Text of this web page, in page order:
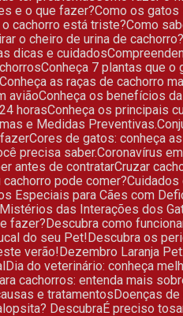
e o que fazer? Como os
o cachorro está triste? Como
o cheiro de urina de
dicas e cuidados
Conheça 7 plantas que
Conheça as raças de cachorro
avião Conheça os benefícios
horas Conheça os principais
e Medidas Preventivas.
fazer Cores de gatos: conheça
precisa saber. Coronavírus
antes de contratar Cruzar
cachorro pode comer?
Especiais para Cães com
Mistérios das Interações dos
fazer?
Descubra como
do seu Pet!
Descubra os
verão!
Dezembro Laranja
Dia do veterinário: conheça
cachorros: entenda mais
e tratamentos
Doenças
Descubra
É preciso